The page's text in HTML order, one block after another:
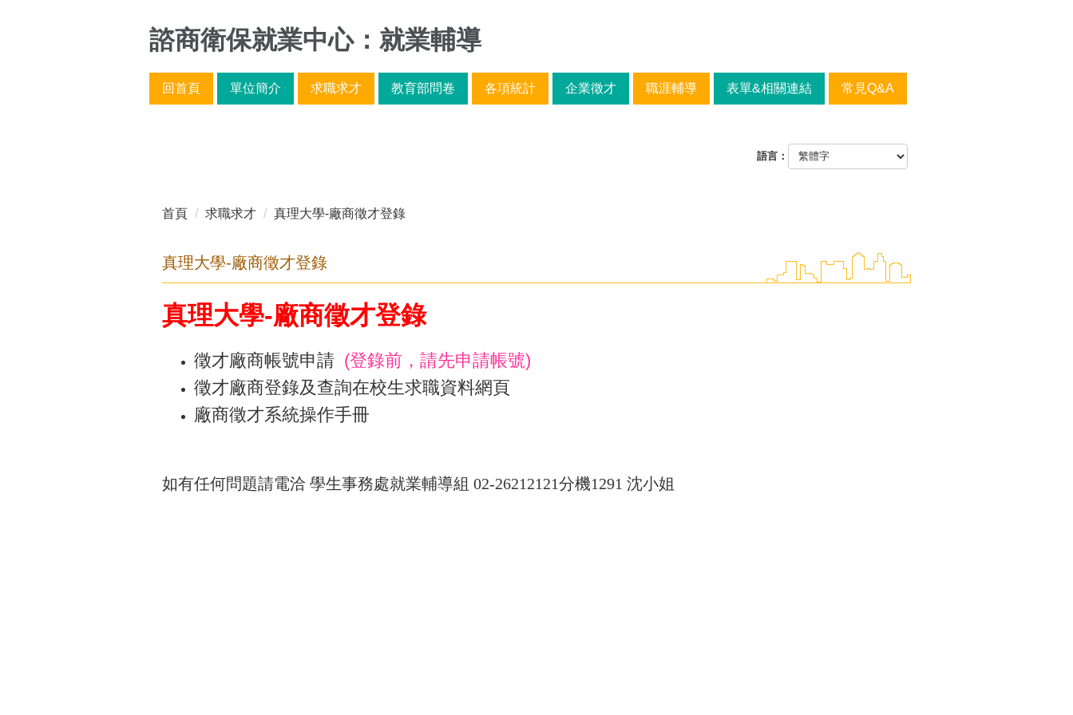
諮商衛保就業中心：就業輔導
回首頁 單位簡介 求職求才 教育部問卷 各項統計 企業徵才 職涯輔導 表單&相關連結 常見Q&A
語言：
首頁 求職求才 真理大學-廠商徵才登錄
真理大學-廠商徵才登錄
真理大學-廠商徵才登錄
徵才廠商帳號申請 (登錄前，請先申請帳號)
徵才廠商登錄及查詢在校生求職資料網頁
廠商徵才系統操作手冊
如有任何問題請電洽 學生事務處就業輔導組 02-26212121分機1291 沈小姐